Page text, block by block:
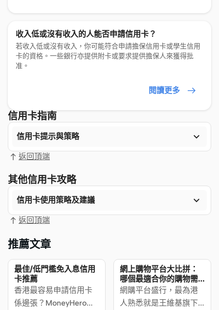
收入低或沒有收入的人能否申請信用卡？
若收入低或沒有收入，你可能符合申請擔保信用卡或學生信用
卡的資格。一些銀行亦提供附卡或要求提供擔保人來獲得批
准。
閱讀更多
信用卡指南
信用卡提示與策略 
返回頂端
其他信用卡攻略
信用卡使用策略及建議 
返回頂端
推薦文章
最佳/低門檻免入息信用
卡推薦
香港最容易申請信用卡
係邊張？MoneyHero精
網上購物平台大比拼：
哪個最適合你的購物需
求？
網購平台盛行，最為港
人熟悉就是王維基旗下